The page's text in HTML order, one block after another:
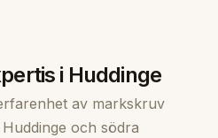
i Huddinge
av markskruv
och södra